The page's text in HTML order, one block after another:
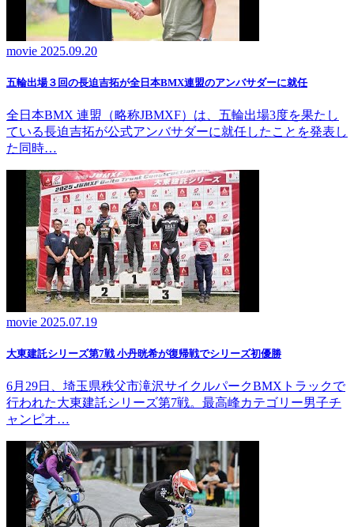
movie 2025.09.20
五輪出場３回の長迫吉拓が全日本BMX連盟のアンバサダーに就任
全日本BMX 連盟（略称JBMXF）は、五輪出場3度を果たし
ている長迫吉拓が公式アンバサダーに就任したことを発表し
た同時…
movie 2025.07.19
大東建託シリーズ第7戦 ⼩丹晄希が復帰戦でシリーズ初優勝
6月29日、埼玉県秩父市滝沢サイクルパークBMXトラックで
行われた大東建託シリーズ第7戦。最高峰カテゴリー男子チ
ャンピオ…